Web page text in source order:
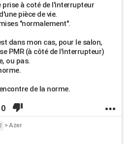
à coté de l'interrupteur
pièce de vie.
"normalement".
dans mon cas, pour le salon,
PMR (à côté de l'interrupteur)
ou pas.
de la norme.
0
>Azer